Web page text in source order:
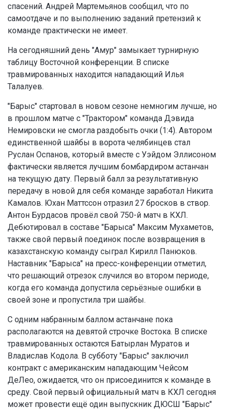
спасений. Андрей Мартемьянов сообщил, что по
самоотдаче и по выполнению заданий претензий к
команде практически не имеет.
На сегодняшний день "Амур" замыкает турнирную
таблицу Восточной конференции. В списке
травмированных находится нападающий Илья
Талалуев.
"Барыс" стартовал в новом сезоне немногим лучше, но
в прошлом матче с "Трактором" команда Дэвида
Немировски не смогла раздобыть очки (1:4). Автором
единственной шайбы в ворота челябинцев стал
Руслан Оспанов, который вместе с Уэйдом Эллисоном
фактически является лучшим бомбардиром астанчан
на текущую дату. Первый балл за результативную
передачу в новой для себя команде заработал Никита
Камалов. Юхан Маттссон отразил 27 бросков в створ.
Антон Бурдасов провёл свой 750-й матч в КХЛ.
Дебютировал в составе "Барыса" Максим Мухаметов,
также свой первый поединок после возвращения в
казахстанскую команду сыграл Кирилл Панюков.
Наставник "Барыса" на пресс-конференции отметил,
что решающий отрезок случился во втором периоде,
когда его команда допустила серьёзные ошибки в
своей зоне и пропустила три шайбы.
С одним набранным баллом астанчане пока
располагаются на девятой строчке Востока. В списке
травмированных остаются Батырлан Муратов и
Владислав Кодола. В субботу "Барыс" заключил
контракт с американским нападающим Чейсом
ДеЛео, ожидается, что он присоединится к команде в
среду. Свой первый официальный матч в КХЛ сегодня
может провести ещё один выпускник ДЮСШ "Барыс"